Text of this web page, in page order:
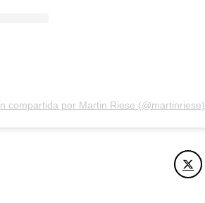
compartida por Martin Riese (@martinriese)